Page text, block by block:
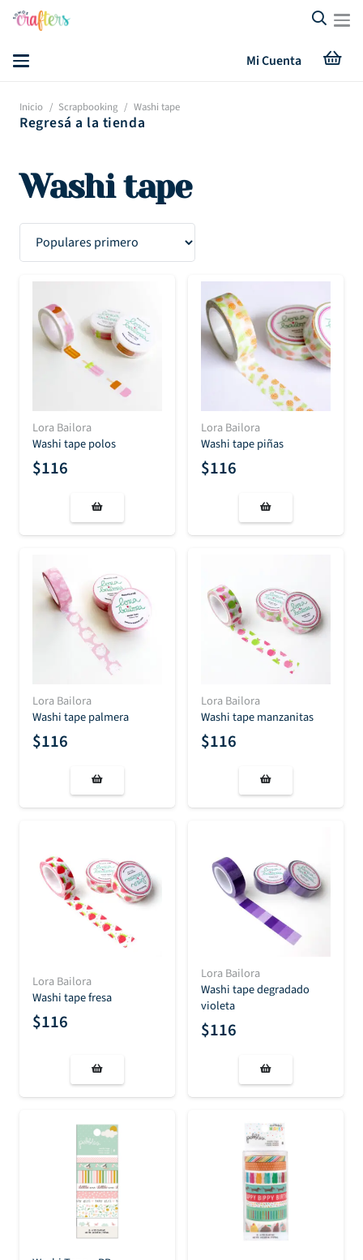
Mi Cuenta
Inicio / Scrapbooking / Washi tape
Regresá a la tienda
Washi tape
Lora Bailora
Washi tape polos
$116
Lora Bailora
Washi tape piñas
$116
Lora Bailora
Washi tape palmera
$116
Lora Bailora
Washi tape manzanitas
$116
Lora Bailora
Washi tape fresa
$116
Lora Bailora
Washi tape degradado
violeta
$116